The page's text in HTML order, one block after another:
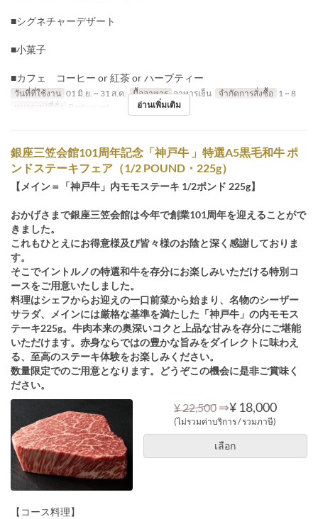
■シグネチャーデザート
■小菓子
■カフェ コーヒー or 紅茶 or ハーブティー
วันที่ที่ใช้งาน 01 มิ.ย. ~ 31 ส.ค. มื้ออาหาร อาหารเย็น จำกัดการสั่งซื้อ 1 ~ 8
หมวดหมู่ที่นั่ง
Restaurant อ่านเพิ่มเติม
銀座三笠会館101周年記念「神戸牛 」特選A5黒毛和牛 ポ
ンドステーキフェア（1/2 POUND・225g）
【メイン＝「神戸牛」内モモステーキ 1/2ポンド 225g】
おかげさまで銀座三笠会館は今年で創業101周年を迎えることがで
きました。
これもひとえにお得意様及び皆々様のお陰と深く感謝しておりま
す。
そこでイントルノの特選和牛を存分にお楽しみいただける特別コ
ースをご用意いたしました。
料理はシェフからお迎えの一口前菜から始まり、名物のシーザー
サラダ、メインには厳格な基準を満たした「神戸牛」の内モモス
テーキ225g。牛肉本来の奥深いコクと上品な甘みを存分にご堪能
いただけます。赤身ならではの豊かな旨みをダイレクトに味わえ
る、至高のステーキ体験をお楽しみください。
数量限定でのご用意となります。どうぞこの機会に是非ご賞味く
ださい。
¥ 22,500 ⇒¥ 18,000
(ไม่รวมค่าบริการ / รวมภาษี)
เลือก
【コース料理】